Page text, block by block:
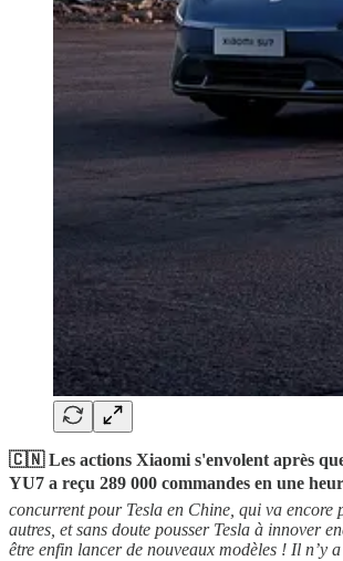
🇨🇳 Les actions Xiaomi s'envolent après
YU7 a reçu 289 000 commandes en une
concurrent pour Tesla en Chine, qui va encore
autres, et sans doute pousser Tesla à innover
être enfin lancer de nouveaux modèles ! Il n’y a